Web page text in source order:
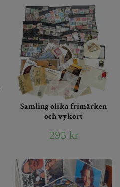
Samling olika frimärken
och vykort
295 kr